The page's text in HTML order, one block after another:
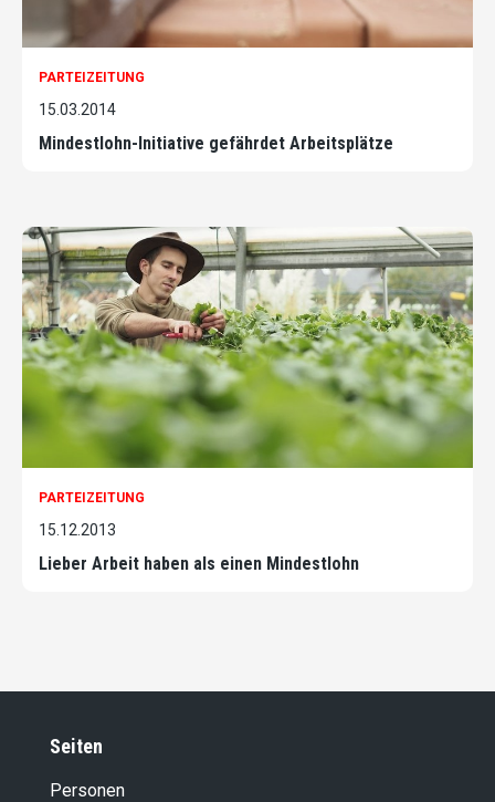
PARTEIZEITUNG
15.03.2014
Mindestlohn-Initiative gefährdet Arbeitsplätze
PARTEIZEITUNG
15.12.2013
Lieber Arbeit haben als einen Mindestlohn
Seiten
Personen